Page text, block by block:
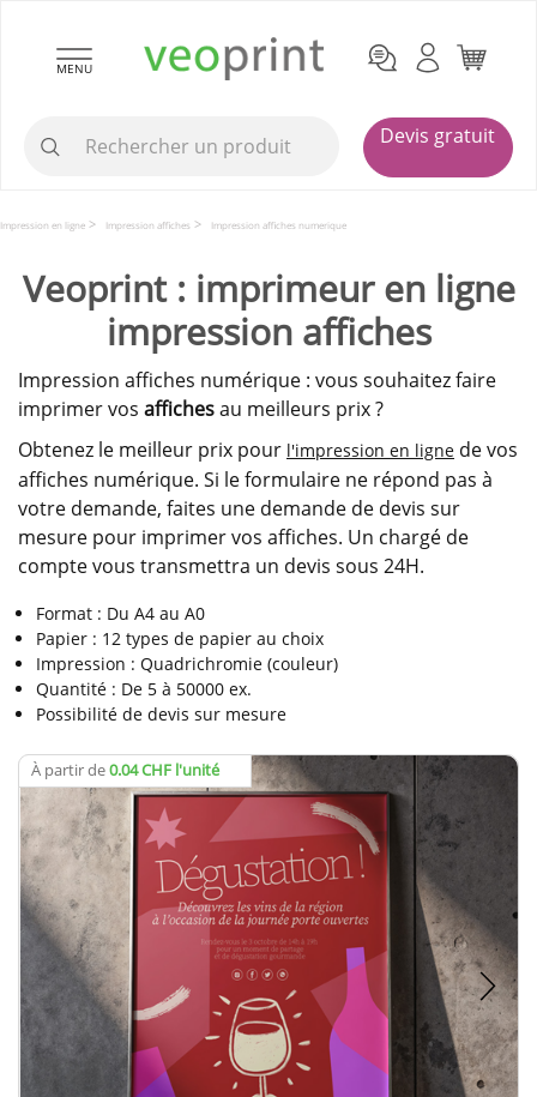
MENU
Devis gratuit
Impression en ligne Impression affiches Impression affiches numerique
Veoprint : imprimeur en ligne
impression affiches
Impression affiches numérique : vous souhaitez faire
imprimer vos affichesau meilleurs prix ?
Obtenez le meilleur prix pour l'impression en ligne de vos
affiches numérique. Si le formulaire ne répond pas à
votre demande, faites une demande de devis sur
mesure pour imprimer vos affiches. Un chargé de
compte vous transmettra un devis sous 24H.
Format : Du A4 au A0
Papier : 12 types de papier au choix
Impression : Quadrichromie (couleur)
Quantité : De 5 à 50000 ex.
Possibilité de devis sur mesure
À partir de0.04 CHF l'unité